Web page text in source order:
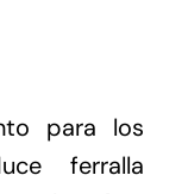
para los
ferralla